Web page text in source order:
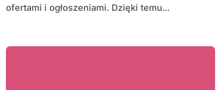
ofertami i ogłoszeniami. Dzięki temu...